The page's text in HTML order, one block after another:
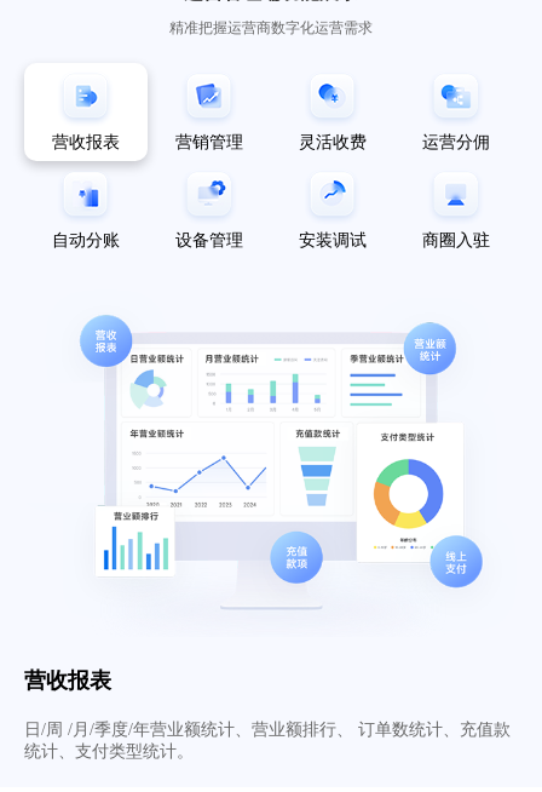
精准把握运营商数字化运营需求
营收报表 营销管理 灵活收费 运营分佣
自动分账 设备管理 安装调试 商圈入驻
营收报表
日/周 /月/季度/年营业额统计、营业额排行、 订单数统计、充值款
统计、支付类型统计。